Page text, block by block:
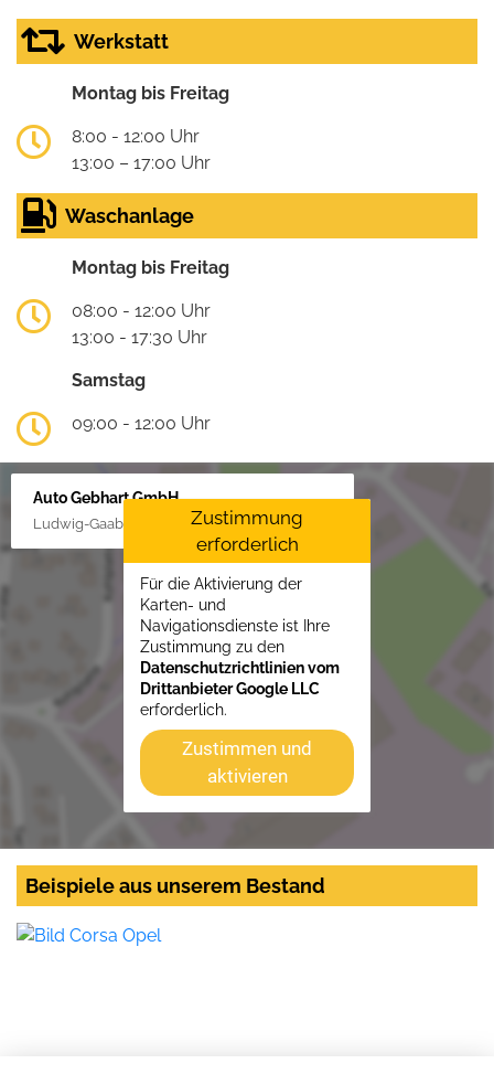
Werkstatt
Montag bis Freitag
8:00 - 12:00 Uhr
13:00 – 17:00 Uhr
Waschanlage
Montag bis Freitag
08:00 - 12:00 Uhr
13:00 - 17:30 Uhr
Samstag
09:00 - 12:00 Uhr
Auto Gebhart GmbH
Ludwig-Gaab-Str. 4, 88427 Bad Schussenried
Zustimmung
erforderlich
Für die Aktivierung der
Karten- und
Navigationsdienste ist Ihre
Zustimmung zu den
Datenschutzrichtlinien vom
Drittanbieter Google LLC
erforderlich.
Zustimmen und
aktivieren
Beispiele aus unserem Bestand